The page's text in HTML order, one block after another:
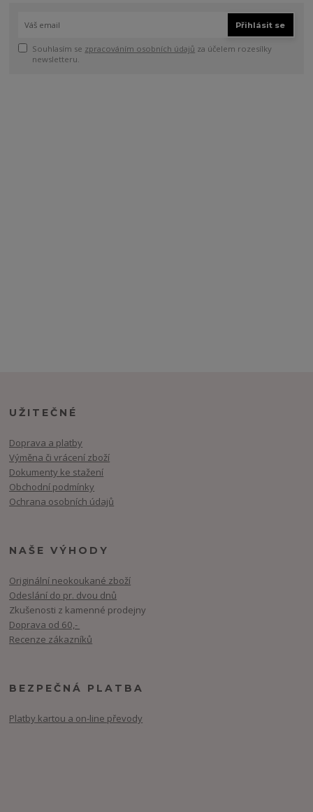
Přihlásit se
Souhlasím se zpracováním osobních údajů za účelem rozesílky
newsletteru.
UŽITEČNÉ
Doprava a platby
Výměna či vrácení zboží
Dokumenty ke stažení
Obchodní podmínky
Ochrana osobních údajů
NAŠE VÝHODY
Originální neokoukané zboží
Odeslání do pr. dvou dnů
Zkušenosti z kamenné prodejny
Doprava od 60,-
Recenze zákazníků
BEZPEČNÁ PLATBA
Platby kartou a on-line převody